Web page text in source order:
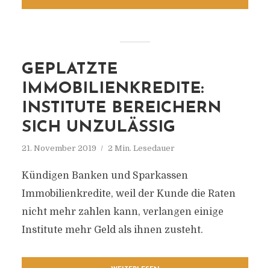
GEPLATZTE
IMMOBILIENKREDITE:
INSTITUTE BEREICHERN
SICH UNZULÄSSIG
21. November 2019 2 Min. Lesedauer
Kündigen Banken und Sparkassen
Immobilienkredite, weil der Kunde die Raten
nicht mehr zahlen kann, verlangen einige
Institute mehr Geld als ihnen zusteht.